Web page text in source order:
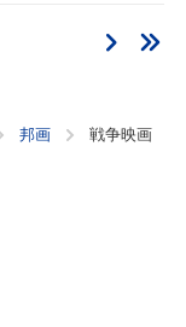
邦画 戦争映画